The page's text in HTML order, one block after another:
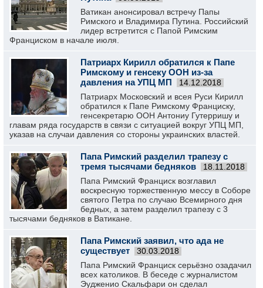
Ватикан анонсировал встречу Папы
Римского и Владимира Путина. Российский
лидер встретится с Папой Римским
Франциском в начале июля.
Патриарх Кирилл обратился к Папе
Римскому и генсеку ООН из-за
давления на УПЦ МП
14.12.2018
Патриарх Московский и всея Руси Кирилл
обратился к Папе Римскому Франциску,
генсекретарю ООН Антониу Гутерришу и
главам ряда государств в связи с ситуацией вокруг УПЦ МП,
указав на случаи давления со стороны украинских властей.
Папа Римский разделил трапезу с
тремя тысячами бедняков
18.11.2018
Папа Римский Франциск возглавил
воскресную торжественную мессу в Соборе
святого Петра по случаю Всемирного дня
бедных, а затем разделил трапезу с 3
тысячами бедняков в Ватикане.
Папа Римский заявил, что ада не
существует
30.03.2018
Папа Римский Франциск серьёзно озадачил
всех католиков. В беседе с журналистом
Эудженио Скальфари он сделал